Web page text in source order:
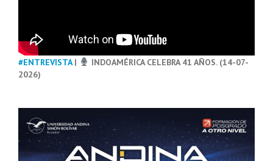
#ENTREVISTA|
INDOAMÉRICA CELEBRA 41 AÑOS. (14-07-
2026)